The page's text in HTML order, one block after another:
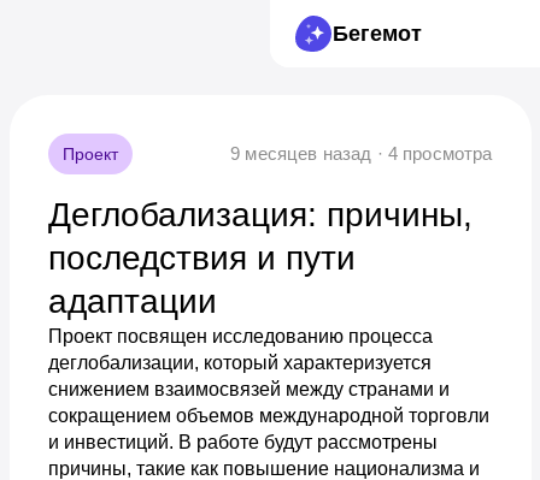
Бегемот
Проект 9 месяцев назад · 4 просмотра
Деглобализация: причины,
последствия и пути
адаптации
Проект посвящен исследованию процесса
деглобализации, который характеризуется
снижением взаимосвязей между странами и
сокращением объемов международной торговли
и инвестиций. В работе будут рассмотрены
причины, такие как повышение национализма и